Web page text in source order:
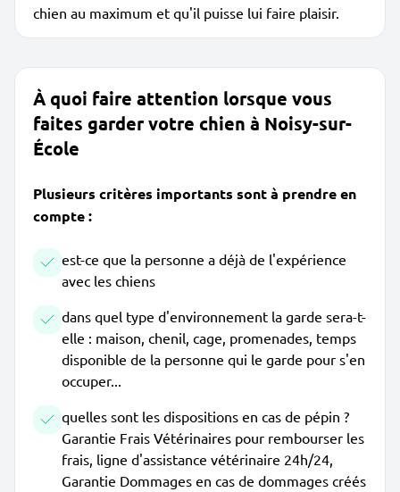
chien au maximum et qu'il puisse lui faire plaisir.
À quoi faire attention lorsque vous
faites garder votre chien à Noisy-sur-
École
Plusieurs critères importants sont à prendre en
compte :
est-ce que la personne a déjà de l'expérience
avec les chiens
dans quel type d'environnement la garde sera-t-
elle : maison, chenil, cage, promenades, temps
disponible de la personne qui le garde pour s'en
occuper...
quelles sont les dispositions en cas de pépin ?
Garantie Frais Vétérinaires pour rembourser les
frais, ligne d'assistance vétérinaire 24h/24,
Garantie Dommages en cas de dommages créés